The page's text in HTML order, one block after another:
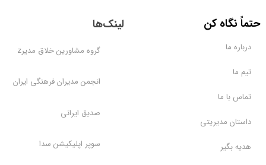
درباره ما
تیم ما
تماس با ما
داستان مدیریتی
هدیه بگیر
​حتماً نگاه کن لینک‌ها
گروه مشاورین خلاق مدیرz
انجمن مدیران فرهنگی ایران
صدیق ایرانی
سوپر اپلیکیشن سدا